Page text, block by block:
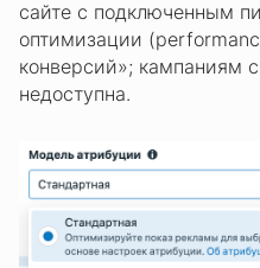
сайте с подключенным
оптимизации
конверсий»; кампаниям
недоступна.